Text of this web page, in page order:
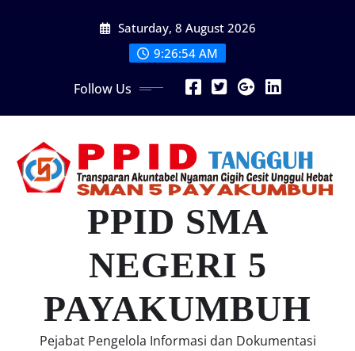
Saturday, 8 August 2026
9:26:55 AM
Follow Us
PPID SMA
NEGERI 5
PAYAKUMBUH
Pejabat Pengelola Informasi dan Dokumentasi